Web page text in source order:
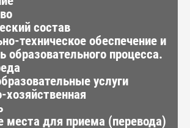
состав
техническое обеспечение и
образовательного процесса.
услуги
хозяйственная
места для приема (перевода)